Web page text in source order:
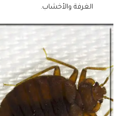
الغرفة والأخشاب.